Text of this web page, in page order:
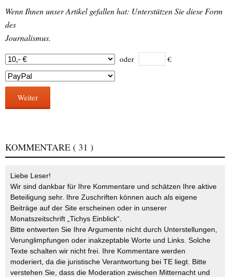
Wenn Ihnen unser Artikel gefallen hat: Unterstützen Sie diese Form
des
Journalismus.
oder €
Weiter
KOMMENTARE ( 31 )
Liebe Leser!
Wir sind dankbar für Ihre Kommentare und schätzen Ihre aktive
Beteiligung sehr. Ihre Zuschriften können auch als eigene
Beiträge auf der Site erscheinen oder in unserer
Monatszeitschrift „Tichys Einblick“.
Bitte entwerten Sie Ihre Argumente nicht durch Unterstellungen,
Verunglimpfungen oder inakzeptable Worte und Links. Solche
Texte schalten wir nicht frei. Ihre Kommentare werden
moderiert, da die juristische Verantwortung bei TE liegt. Bitte
verstehen Sie, dass die Moderation zwischen Mitternacht und